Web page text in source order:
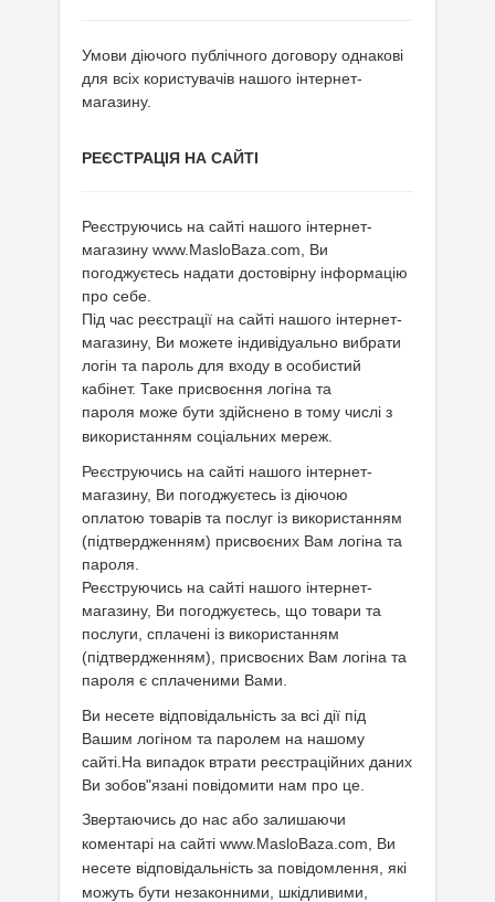
Умови діючого публічного договору однакові
для всіх користувачів нашого інтернет-
магазину.
РЕЄСТРАЦІЯ НА САЙТІ
Реєструючись на сайті нашого інтернет-
магазину www.MasloBaza.com, Ви
погоджуєтесь надати достовірну інформацію
про себе.
Під час реєстрації на сайті нашого інтернет-
магазину, Ви можете індивідуально вибрати
логін та пароль для входу в особистий
кабінет. Таке присвоєння логіна та
пароля може бути здійснено в тому числі з
використанням соціальних мереж.
Реєструючись на сайті нашого інтернет-
магазину, Ви погоджуєтесь із діючою
оплатою товарів та послуг із використанням
(підтвердженням) присвоєних Вам логіна та
пароля.
Реєструючись на сайті нашого інтернет-
магазину, Ви погоджуєтесь, що товари та
послуги, сплачені із використанням
(підтвердженням), присвоєних Вам логіна та
пароля є сплаченими Вами.
Ви несете відповідальність за всі дії під
Вашим логіном та паролем на нашому
сайті.На випадок втрати реєстраційних даних
Ви зобов"язані повідомити нам про це.
Звертаючись до нас або залишаючи
коментарі на сайті www.MasloBaza.com, Ви
несете відповідальність за повідомлення, які
можуть бути незаконними, шкідливими,